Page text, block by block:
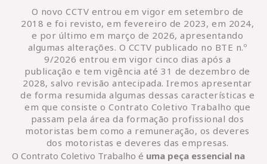
O novo CCTV entrou em vigor em setembro de
2018 e foi revisto, em fevereiro de 2023, em 2024,
e por último em março de 2026, apresentando
algumas alterações. O CCTV publicado no BTE n.º
9/2026 entrou em vigor cinco dias após a
publicação e tem vigência até 31 de dezembro de
2028, salvo revisão antecipada. Iremos apresentar
de forma resumida algumas dessas características e
em que consiste o Contrato Coletivo Trabalho que
passam pela área da formação profissional dos
motoristas bem como a remuneração, os deveres
dos motoristas e deveres das empresas.
O Contrato Coletivo Trabalho é uma peça essencial na